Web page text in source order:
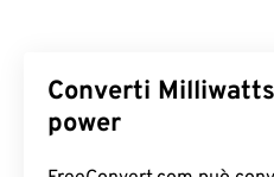
Converti
power